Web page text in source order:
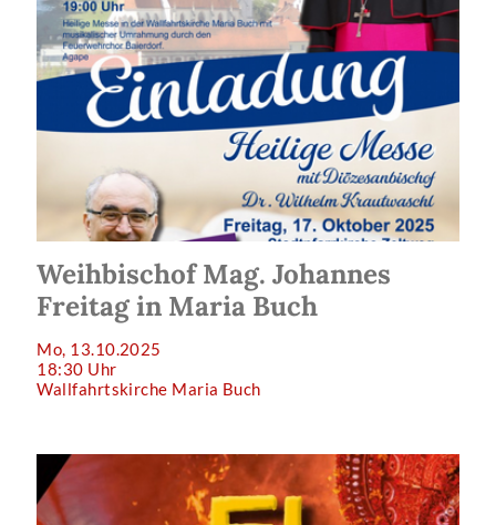
Weihbischof Mag. Johannes
Freitag in Maria Buch
Mo, 13.10.2025
18:30 Uhr
Wallfahrtskirche Maria Buch